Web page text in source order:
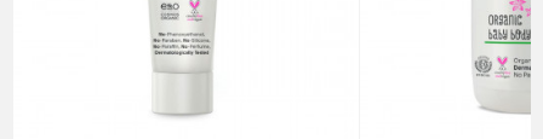
Oblik pakovanja
Sadržaj pakovanja